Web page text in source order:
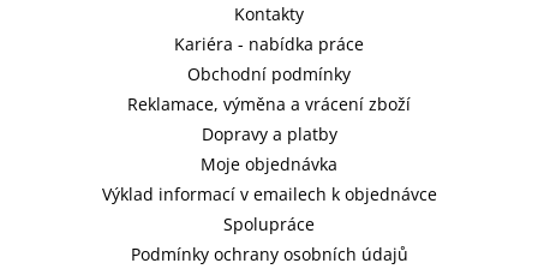
Kontakty
Kariéra - nabídka práce
Obchodní podmínky
Reklamace, výměna a vrácení zboží
Dopravy a platby
Moje objednávka
Výklad informací v emailech k objednávce
Spolupráce
Podmínky ochrany osobních údajů